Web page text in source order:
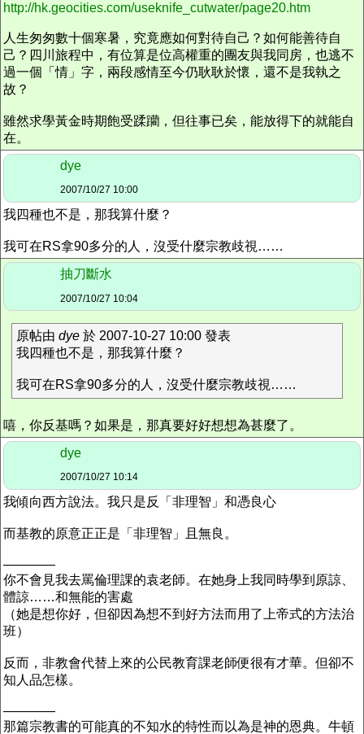
http://hk.geocities.com/useknife_cutwater/page20.htm
人生匆匆數十個寒暑，究竟應如何對待自己？如何能善待自
己？四川旅程中，有位算是位高權重的團友與我同房，也逃不
過一個「情」字，兩段感情至今仍耿耿於懷，還不是我執之
故？
雖然求學黃金時期飽受蹂躪，但往事已矣，能放得下的就能自
在。
dye
2007/10/27 10:00
我四種也不是，那我算什麼？
我可在RS拿90多分的人，沒受什麼宗教歧視……
抽刀斷水
2007/10/27 10:04
原帖由 dye 於 2007-10-27 10:00 發表
我四種也不是，那我算什麼？
我可在RS拿90多分的人，沒受什麼宗教歧視……
嘻，你反基嗎？如果是，那真要好好想想為甚麼了。
dye
2007/10/27 10:14
我傾向西方說法。我只是反「非理智」和憑良心
而基教的原意正正是「非理智」且無良。
————
你不會見我去罵倫理課的袁老師。在她身上我同時學到原諒、
體諒……和無能的害處
（她是想你好，但卻因為想不到好方法而用了上帝式的方法治
班）
反而，非教會代替上來的公民教育課老師便很有才華。但卻不
知人品怎樣。
————
那篇宗教書的可能真的不知水的特性而以為是神的恩典。牛頓